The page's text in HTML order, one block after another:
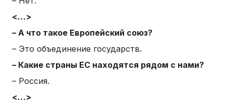
<…>
– А что такое Европейский союз?
– Это объединение государств.
– Какие страны ЕС находятся рядом с нами?
– Россия.
<…>